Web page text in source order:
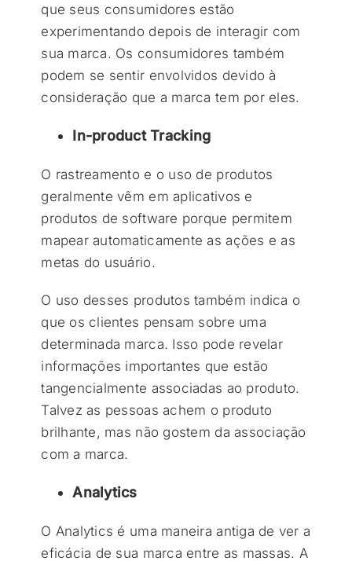
que seus consumidores estão
experimentando depois de interagir com
sua marca. Os consumidores também
podem se sentir envolvidos devido à
consideração que a marca tem por eles.
In-product Tracking
O rastreamento e o uso de produtos
geralmente vêm em aplicativos e
produtos de software porque permitem
mapear automaticamente as ações e as
metas do usuário.
O uso desses produtos também indica o
que os clientes pensam sobre uma
determinada marca. Isso pode revelar
informações importantes que estão
tangencialmente associadas ao produto.
Talvez as pessoas achem o produto
brilhante, mas não gostem da associação
com a marca.
Analytics
O Analytics é uma maneira antiga de ver a
eficácia de sua marca entre as massas. A